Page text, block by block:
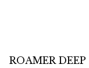
ROAMER